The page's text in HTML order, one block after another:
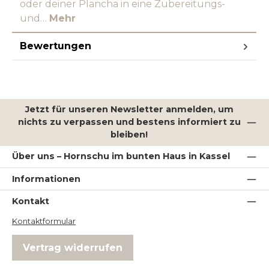
oder deiner Plancha in eine Zubereitungs-
und… Mehr
Bewertungen
Jetzt für unseren Newsletter anmelden, um
nichts zu verpassen und bestens informiert zu
bleiben!
Über uns – Hornschu im bunten Haus in Kassel
Informationen
Kontakt
Kontaktformular
Vertrag widerrufen